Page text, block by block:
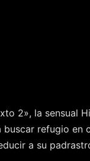
2», la sensual
refugio
a su